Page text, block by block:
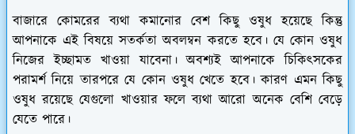
বাজারে কোমরের ব্যথা কমানোর বেশ কিছু ওষুধ হয়েছে কিন্তু
আপনাকে এই বিষয়ে সতর্কতা অবলম্বন করতে হবে। যে কোন ওষুধ
নিজের ইচ্ছামত খাওয়া যাবেনা। অবশ্যই আপনাকে চিকিৎসকের
পরামর্শ নিয়ে তারপরে যে কোন ওষুধ খেতে হবে। কারণ এমন কিছু
ওষুধ রয়েছে যেগুলো খাওয়ার ফলে ব্যথা আরো অনেক বেশি বেড়ে
যেতে পারে।